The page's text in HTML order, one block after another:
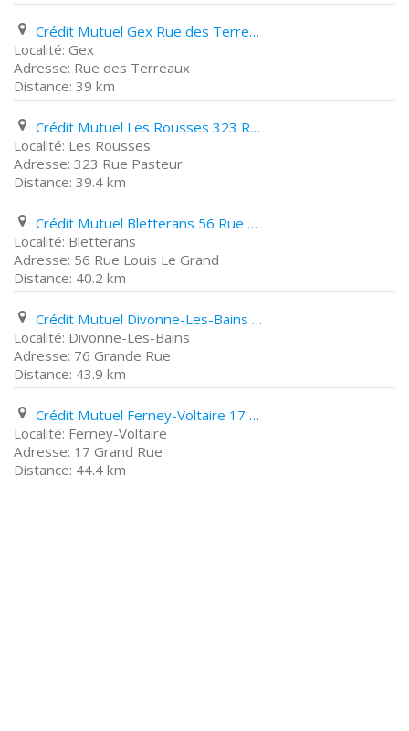
Crédit Mutuel Gex Rue des Terreaux
Gex
Rue des Terreaux
39 km
Crédit Mutuel Les Rousses 323 Rue Pasteur
Les Rousses
323 Rue Pasteur
39.4 km
Crédit Mutuel Bletterans 56 Rue Louis Le Grand
Bletterans
56 Rue Louis Le Grand
40.2 km
Crédit Mutuel Divonne-Les-Bains 76 Grande Rue
Divonne-Les-Bains
76 Grande Rue
43.9 km
Crédit Mutuel Ferney-Voltaire 17 Grand Rue
Ferney-Voltaire
17 Grand Rue
44.4 km